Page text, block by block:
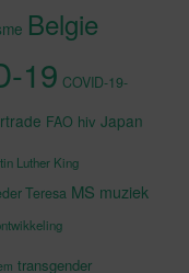
Belgie
19 COVID-19-
FAO hiv Japan
Luther King
Teresa MS muziek
transgender